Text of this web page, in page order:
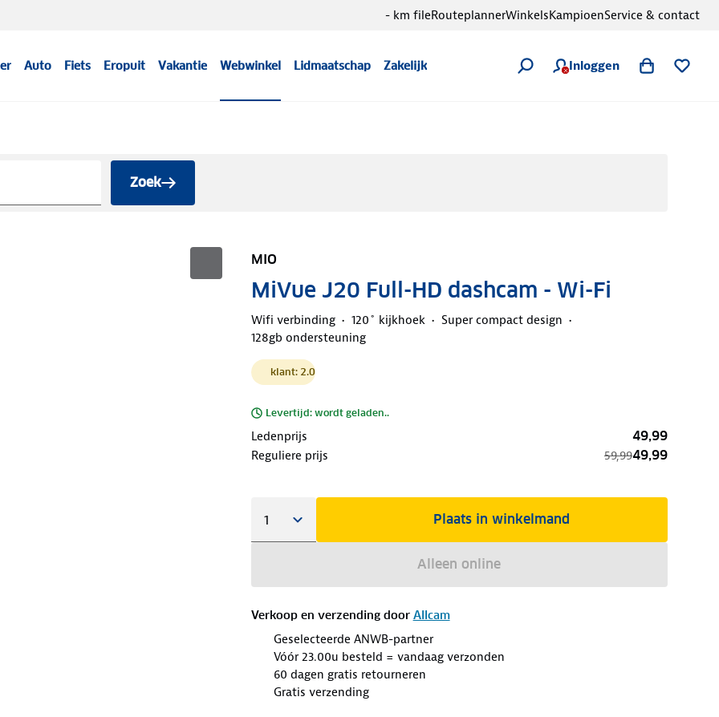
Auto Fiets Eropuit Vakantie Webwinkel Lidmaatschap Zakelijk Inloggen
- km fileRouteplannerWinkelsKampioenService & contact
Zoek
MIO
MiVue J20 Full-HD dashcam - Wi-Fi
Wifi verbinding 120˚ kijkhoek
Super compact design
128gb ondersteuning
klant: 2.0
Levertijd: wordt geladen..
Ledenprijs 49,99
Reguliere prijs 59,9949,99
Plaats in winkelmand
Alleen online
Verkoop en verzending door Allcam
Geselecteerde ANWB-partner
Vóór 23.00u besteld = vandaag verzonden
60 dagen gratis retourneren
Gratis verzending